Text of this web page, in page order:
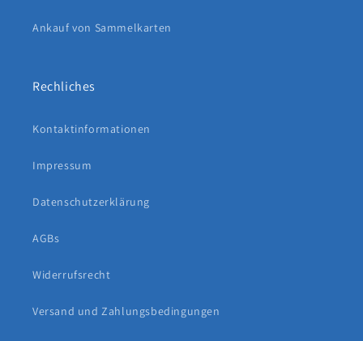
Ankauf von Sammelkarten
Rechliches
Kontaktinformationen
Impressum
Datenschutzerklärung
AGBs
Widerrufsrecht
Versand und Zahlungsbedingungen